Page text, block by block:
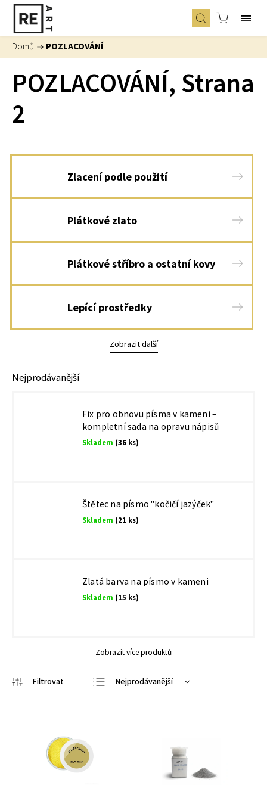
Domů / POZLACOVÁNÍ
POZLACOVÁNÍ, Strana
2
Zlacení podle použití
Plátkové zlato
Plátkové stříbro a ostatní kovy
Lepící prostředky
Zobrazit další
Nejprodávanější
Fix pro obnovu písma v kameni –
kompletní sada na opravu nápisů
Skladem (36 ks)
Štětec na písmo "kočičí jazýček"
Skladem (21 ks)
Zlatá barva na písmo v kameni
Skladem (15 ks)
Zobrazit více produktů
Nejprodávanější